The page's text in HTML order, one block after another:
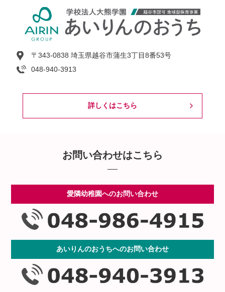
〒343-0838 埼玉県越谷市蒲生3丁目8番53号
048-940-3913
詳しくはこちら
お問い合わせはこちら
愛隣幼稚園へのお問い合わせ
あいりんのおうちへのお問い合わせ